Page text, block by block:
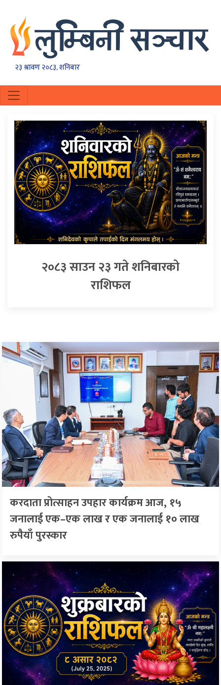
२३ श्रावण २०८३, शनिबार
२०८३ साउन २३ गते शनिबारको
राशिफल
करदाता प्रोत्साहन उपहार कार्यक्रम आज, १५
जनालाई एक–एक लाख र एक जनालाई १० लाख
रुपैयाँ पुरस्कार